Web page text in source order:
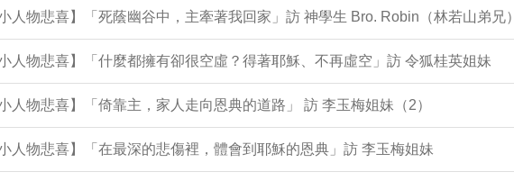
人物悲喜】「死蔭幽谷中，主牽著我回家」訪 神學生 Bro. Robin（林若山弟兄）
人物悲喜】「什麼都擁有卻很空虛？得著耶穌、不再虛空」訪 令狐桂英姐妹
人物悲喜】「倚靠主，家人走向恩典的道路」 訪 李玉梅姐妹（2）
人物悲喜】「在最深的悲傷裡，體會到耶穌的恩典」訪 李玉梅姐妹